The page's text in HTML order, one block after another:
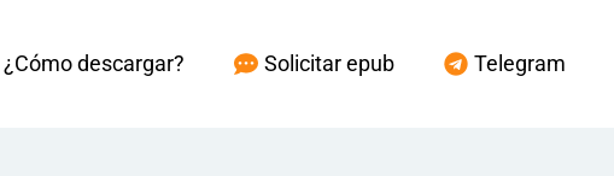
¿Cómo descargar? Solicitar epub Telegram